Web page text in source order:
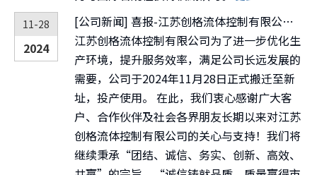
11-28
2024
[公司新闻] 喜报-江苏创格流体控制有限公司新厂区正式投入使用
江苏创格流体控制有限公司为了进一步优化生
产环境，提升服务效率，满足公司长远发展的
需要，公司于2024年11月28日正式搬迁至新
址，投产使用。 在此，我们衷心感谢广大客
户、合作伙伴及社会各界朋友长期以来对江苏
创格流体控制有限公司的关心与支持！我们将
继续秉承“团结、诚信、务实、创新、高效、